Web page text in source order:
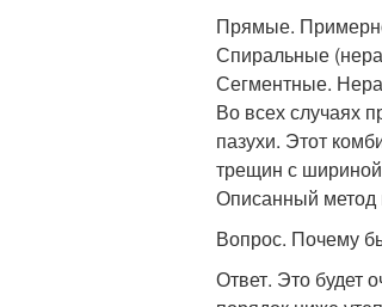
Прямые.
Спиральные
Сегментные.
Во всех случаях
пазухи. Этот
трещин с
Описанный метод
Вопрос. Почему
Ответ. Это будет